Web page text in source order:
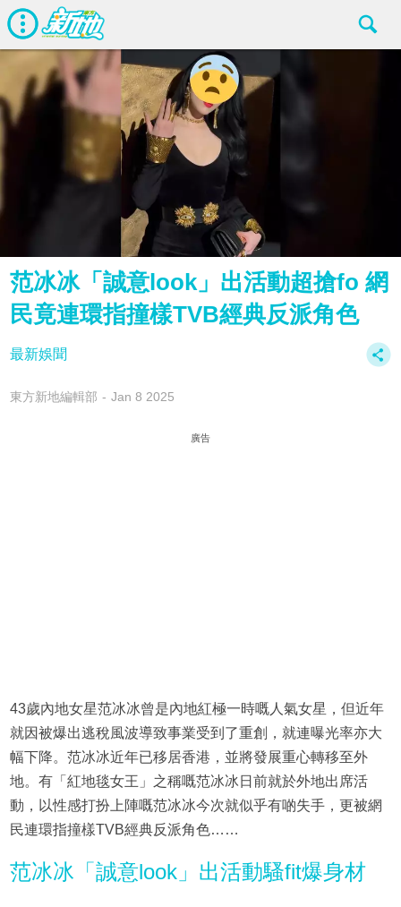
范冰冰「誠意look」出活動超搶fo 網
民竟連環指撞樣TVB經典反派角色
最新娛聞
東方新地編輯部 Jan 8 2025
廣告
43歲內地女星范冰冰曾是內地紅極一時嘅人氣女星，但近年
就因被爆出逃稅風波導致事業受到了重創，就連曝光率亦大
幅下降。范冰冰近年已移居香港，並將發展重心轉移至外
地。有「紅地毯女王」之稱嘅范冰冰日前就於外地出席活
動，以性感打扮上陣嘅范冰冰今次就似乎有啲失手，更被網
民連環指撞樣TVB經典反派角色……
范冰冰「誠意look」出活動騷fit爆身材